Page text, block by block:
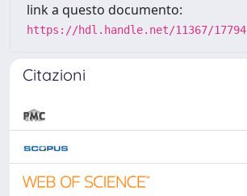
link a questo documento:
https://hdl.handle.net/11367/17794
Citazioni